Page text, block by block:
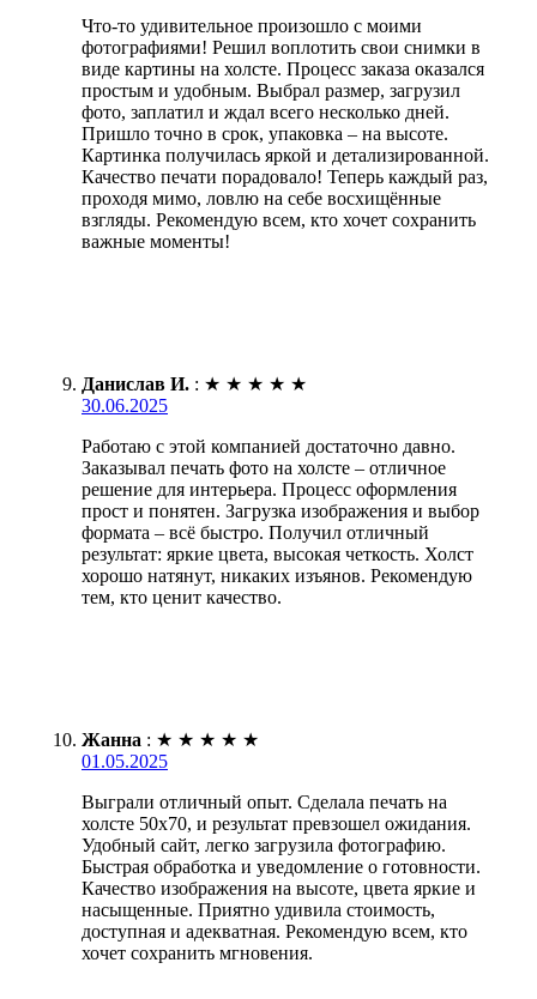
Что-то удивительное произошло с моими
фотографиями! Решил воплотить свои снимки в
виде картины на холсте. Процесс заказа оказался
простым и удобным. Выбрал размер, загрузил
фото, заплатил и ждал всего несколько дней.
Пришло точно в срок, упаковка – на высоте.
Картинка получилась яркой и детализированной.
Качество печати порадовало! Теперь каждый раз,
проходя мимо, ловлю на себе восхищённые
взгляды. Рекомендую всем, кто хочет сохранить
важные моменты!
Данислав И. : ★ ★ ★ ★ ★
30.06.2025
Работаю с этой компанией достаточно давно.
Заказывал печать фото на холсте – отличное
решение для интерьера. Процесс оформления
прост и понятен. Загрузка изображения и выбор
формата – всё быстро. Получил отличный
результат: яркие цвета, высокая четкость. Холст
хорошо натянут, никаких изъянов. Рекомендую
тем, кто ценит качество.
Жанна : ★ ★ ★ ★ ★
01.05.2025
Выграли отличный опыт. Сделала печать на
холсте 50х70, и результат превзошел ожидания.
Удобный сайт, легко загрузила фотографию.
Быстрая обработка и уведомление о готовности.
Качество изображения на высоте, цвета яркие и
насыщенные. Приятно удивила стоимость,
доступная и адекватная. Рекомендую всем, кто
хочет сохранить мгновения.